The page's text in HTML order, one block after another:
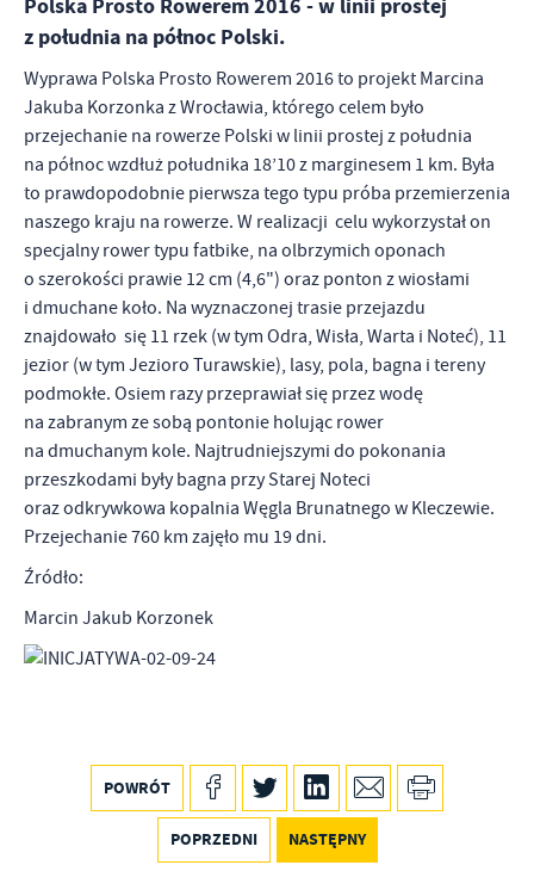
Polska Prosto Rowerem 2016 - w linii prostej
z południa na północ Polski.
Wyprawa Polska Prosto Rowerem 2016 to projekt Marcina
Jakuba Korzonka z Wrocławia, którego celem było
przejechanie na rowerze Polski w linii prostej z południa
na północ wzdłuż południka 18’10 z marginesem 1 km. Była
to prawdopodobnie pierwsza tego typu próba przemierzenia
naszego kraju na rowerze. W realizacji celu wykorzystał on
specjalny rower typu fatbike, na olbrzymich oponach
o szerokości prawie 12 cm (4,6") oraz ponton z wiosłami
i dmuchane koło. Na wyznaczonej trasie przejazdu
znajdowało się 11 rzek (w tym Odra, Wisła, Warta i Noteć), 11
jezior (w tym Jezioro Turawskie), lasy, pola, bagna i tereny
podmokłe. Osiem razy przeprawiał się przez wodę
na zabranym ze sobą pontonie holując rower
na dmuchanym kole. Najtrudniejszymi do pokonania
przeszkodami były bagna przy Starej Noteci
oraz odkrywkowa kopalnia Węgla Brunatnego w Kleczewie.
Przejechanie 760 km zajęło mu 19 dni.
Źródło:
Marcin Jakub Korzonek
POWRÓT
POPRZEDNI NASTĘPNY
personalizację określonych funkcjonalności czy prezentowanych
treści.
Dzięki tym plikom cookies możemy zapewnić Ci większy komfort
korzystania z funkcjonalności naszej strony poprzez dopasowanie
jej do Twoich indywidualnych preferencji. Wyrażenie zgody na
funkcjonalne i personalizacyjne pliki cookies gwarantuje
dostępność większej ilości funkcji na stronie.
Więcej
Analityczne
Analityczne pliki cookies pomagają nam rozwijać się i
dostosowywać do Twoich potrzeb.
Cookies analityczne pozwalają na uzyskanie informacji w zakresie
wykorzystywania witryny internetowej, miejsca oraz częstotliwości,
z jaką odwiedzane są nasze serwisy www. Dane pozwalają nam na
ocenę naszych serwisów internetowych pod względem ich
popularności wśród użytkowników. Zgromadzone informacje są
przetwarzane w formie zanonimizowanej. Wyrażenie zgody na
analityczne pliki cookies gwarantuje dostępność wszystkich
funkcjonalności.
Więcej
Reklamowe
Dzięki reklamowym plikom cookies prezentujemy Ci najciekawsze
informacje i aktualności na stronach naszych partnerów.
Promocyjne pliki cookies służą do prezentowania Ci naszych
komunikatów na podstawie analizy Twoich upodobań oraz Twoich
zwyczajów dotyczących przeglądanej witryny internetowej. Treści
promocyjne mogą pojawić się na stronach podmiotów trzecich lub
firm będących naszymi partnerami oraz innych dostawców usług.
Firmy te działają w charakterze pośredników prezentujących nasze
treści w postaci wiadomości, ofert, komunikatów mediów
Więcej